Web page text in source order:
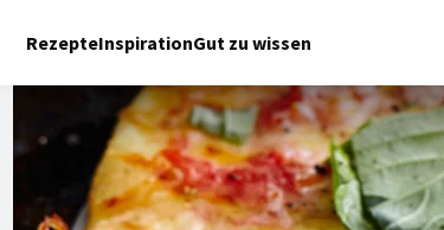
RezepteInspirationGut zu wissen